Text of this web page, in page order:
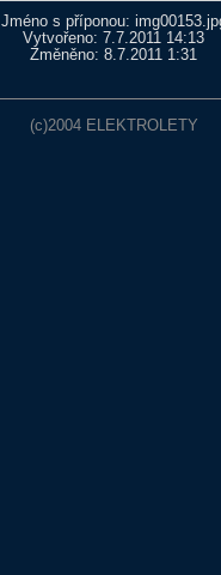
Jméno s příponou:
Vytvořeno: 7.7.2011 14:13
Změněno: 8.7.2011 1:31
(c)2004 ELEKTROLETY